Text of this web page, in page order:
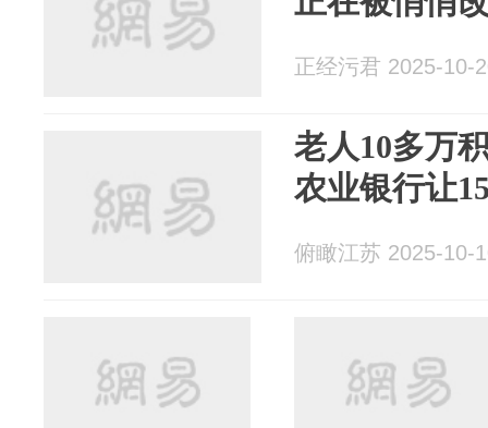
正经污君 2025-10-
老人10多万
农业银行让
俯瞰江苏 2025-10-